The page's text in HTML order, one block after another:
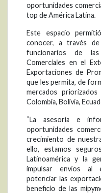
oportunidades
top de América Latina.
Este espacio
conocer, a través
funcionarios de
Comerciales en el
Exportaciones de
que les permita, de
mercados
Colombia, Bolivia,
“La asesoría e
oportunidades
crecimiento de
ello, estamos
Latinoamérica y la
impulsar envíos al
potenciar las
beneficio de las